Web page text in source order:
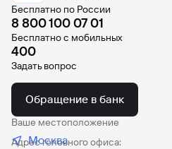
Бесплатно по России
8 800 100 07 01
Бесплатно с мобильных
400
Задать вопрос
Обращение в банк
Ваше местоположение
Москва
Адрес головного офиса: